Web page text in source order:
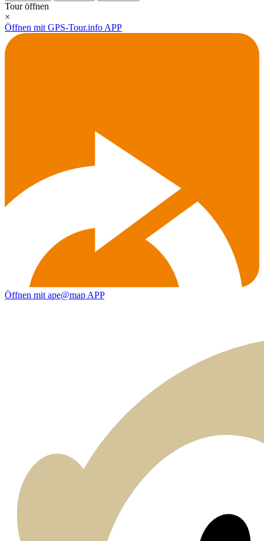
Tour öffnen
×
Öffnen mit GPS-Tour.info APP
Öffnen mit ape@map APP